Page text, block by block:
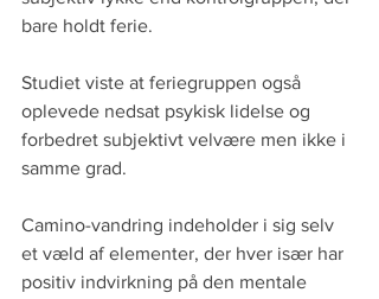
bare holdt ferie.
Studiet viste at feriegruppen også
oplevede nedsat psykisk lidelse og
forbedret subjektivt velvære men ikke i
samme grad.
Camino-vandring indeholder i sig selv
et væld af elementer, der hver især har
positiv indvirkning på den mentale